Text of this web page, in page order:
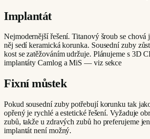
Implantát
Nejmodernější řešení. Titanový šroub se
něj sedí keramická korunka. Sousední zuby
kost se zatěžováním udržuje. Plánujeme s 3D
implantáty Camlog a MiS — viz sekce
Fixní můstek
Pokud sousední zuby potřebují korunku tak
opřený je rychlé a estetické řešení. Vyžaduje
zubů, takže u zdravých zubů ho preferujeme
implantát není možný.